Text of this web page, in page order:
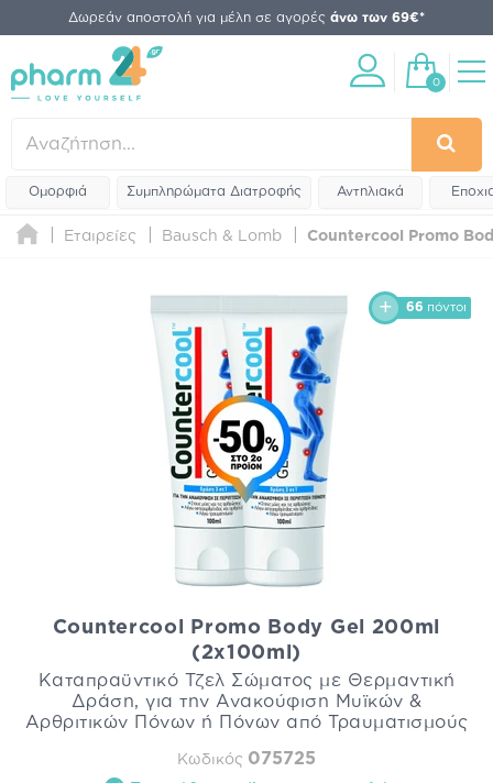
Δωρεάν αποστολή για μέλη σε αγορές άνω των 69€*
0
Ομορφιά Συμπληρώματα Διατροφής Αντηλιακά
Εταιρείες Bausch & Lomb Countercool Promo
66 πόντοι
Countercool Promo Body Gel 200ml
(2x100ml)
Καταπραϋντικό Τζελ Σώματος με Θερμαντική
Δράση, για την Ανακούφιση Μυϊκών &
Αρθριτικών Πόνων ή Πόνων από Τραυματισμούς
Κωδικός 075725